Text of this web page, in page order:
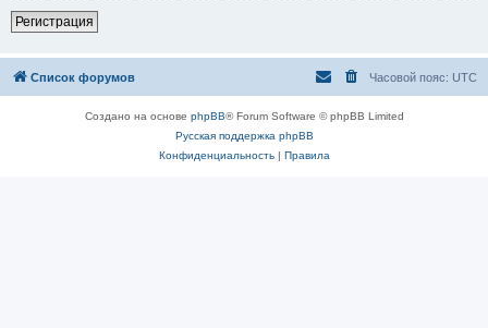
Регистрация
Список форумов Часовой пояс: UTC
Создано на основе phpBB® Forum Software © phpBB Limited
Русская поддержка phpBB
Конфиденциальность| Правила